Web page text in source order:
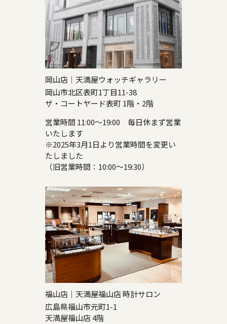
岡山店｜天満屋ウォッチギャラリー
岡山市北区表町1丁目11-38
ザ・コートヤード表町 1階・2階
営業時間 11:00～19:00 毎日休まず営業
いたします
※2025年3月1日より営業時間を変更い
たしました
（旧営業時間：10:00～19:30）
福山店｜天満屋福山店 時計サロン
広島県福山市元町1-1
天満屋福山店 4階